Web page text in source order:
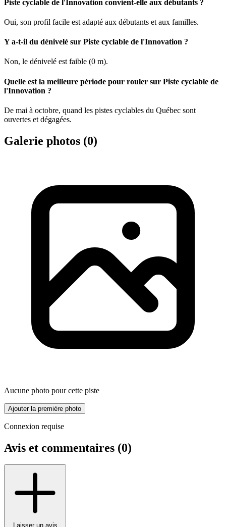
Piste cyclable de l'Innovation convient-elle aux débutants ?
Oui, son profil facile est adapté aux débutants et aux familles.
Y a-t-il du dénivelé sur Piste cyclable de l'Innovation ?
Non, le dénivelé est faible (0 m).
Quelle est la meilleure période pour rouler sur Piste cyclable de
l'Innovation ?
De mai à octobre, quand les pistes cyclables du Québec sont
ouvertes et dégagées.
Galerie photos (0)
Aucune photo pour cette piste
Ajouter la première photo
Connexion requise
Avis et commentaires (0)
Laisser un avis